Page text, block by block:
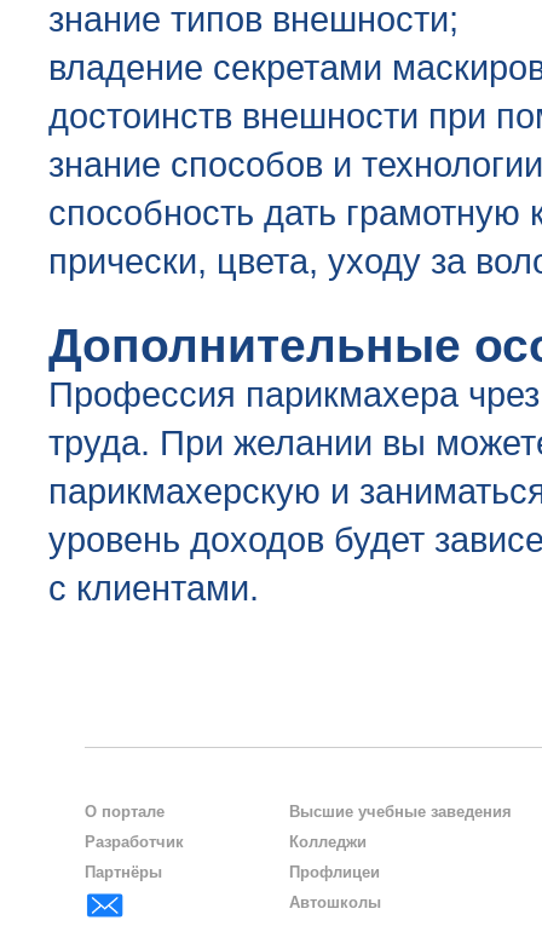
знание типов внешности;
владение секретами
достоинств внешности при
знание способов и
способность дать
прически, цвета, уходу за
Дополнительные
Профессия парикмахера
труда. При желании вы
парикмахерскую и
уровень доходов будет
с клиентами.
О портале
Разработчик
Партнёры
Высшие учебные заведения
Колледжи
Профлицеи
Автошколы